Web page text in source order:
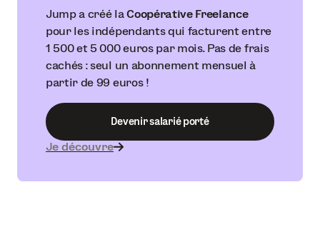
Jump a créé laCoopérative Freelance
pour les indépendants qui facturent entre
1 500 et 5 000 euros par mois. Pas de frais
cachés : seul un abonnement mensuel à
partir de 99 euros !
Devenir salarié porté
Je découvre